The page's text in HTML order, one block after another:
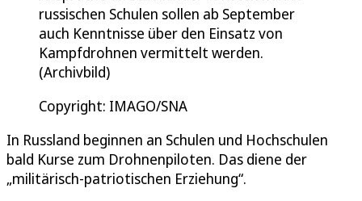
russischen Schulen sollen ab September
auch Kenntnisse über den Einsatz von
Kampfdrohnen vermittelt werden.
(Archivbild)
Copyright: IMAGO/SNA
In Russland beginnen an Schulen und Hochschulen
bald Kurse zum Drohnenpiloten. Das diene der
„militärisch-patriotischen Erziehung“.